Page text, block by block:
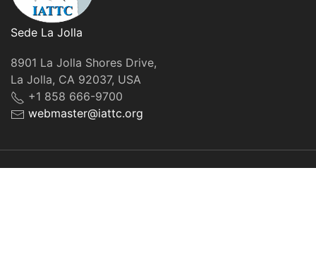
Sede La Jolla
8901 La Jolla Shores Drive,
La Jolla, CA 92037, USA
+1 858 666-9700
webmaster@iattc.org
© IATTC, 2022-2026